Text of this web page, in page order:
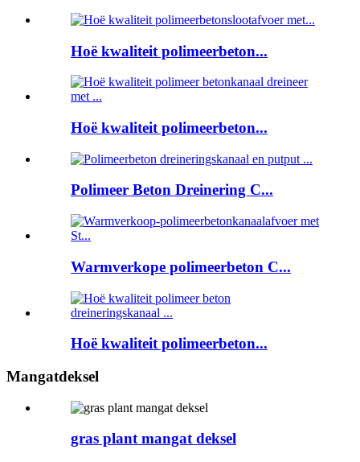
Hoë kwaliteit polimeerbeton...
Hoë kwaliteit polimeerbeton...
Polimeer Beton Dreinering C...
Warmverkope polimeerbeton C...
Hoë kwaliteit polimeerbeton...
Mangatdeksel
gras plant mangat deksel